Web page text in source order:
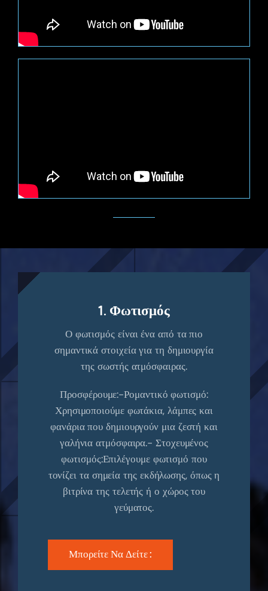
1. Φωτισμός
Ο φωτισμός είναι ένα από τα πιο
σημαντικά στοιχεία για τη δημιουργία
της σωστής ατμόσφαιρας.
Προσφέρουμε:-Ρομαντικό φωτισμό:
Χρησιμοποιούμε φωτάκια, λάμπες και
φανάρια που δημιουργούν μια ζεστή και
γαλήνια ατμόσφαιρα.- Στοχευμένος
φωτισμός:Επιλέγουμε φωτισμό που
τονίζει τα σημεία της εκδήλωσης, όπως η
βιτρίνα της τελετής ή ο χώρος του
γεύματος.
Μπορείτε Να Δείτε :